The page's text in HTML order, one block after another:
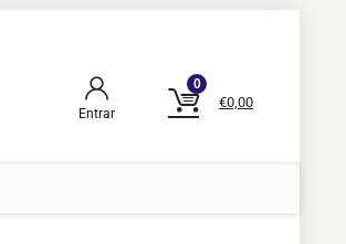
Entrar
0
€0,00